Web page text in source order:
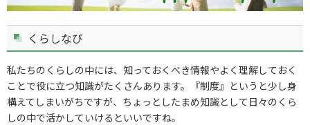
くらしなび
私たちのくらしの中には、知っておくべき情報やよく理解しておく
ことで役に立つ知識がたくさんあります。『制度』というと少し身
構えてしまいがちですが、ちょっとしたまめ知識として日々のくら
しの中で活かしていけるといいですね。